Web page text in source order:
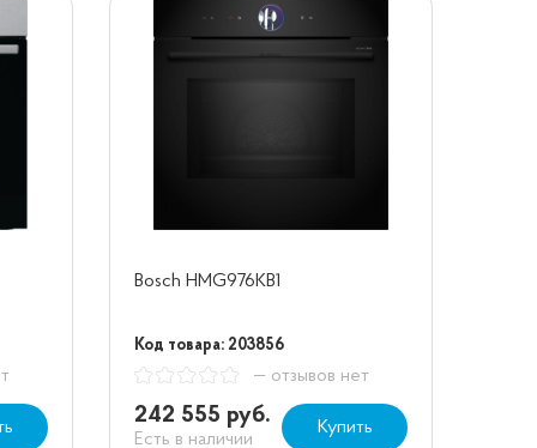
Bosch HMG976KB1
Код товара: 203856
— отзывов нет
242 555 руб.
Есть в наличии
Купить